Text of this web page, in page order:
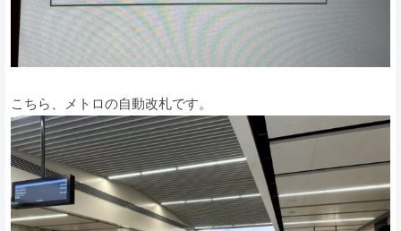
こちら、メトロの自動改札です。